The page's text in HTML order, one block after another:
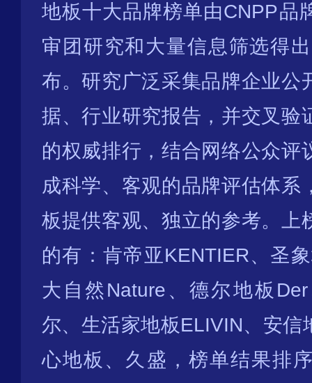
地板十大品牌榜单由CNPP品
审团研究和大量信息筛选得
布。研究广泛采集品牌企业公
据、行业研究报告，并交叉验
的权威排行，结合网络公众评
成科学、客观的品牌评估体系
板提供客观、独立的参考。上
的有：肯帝亚KENTIER、圣
大自然Nature、德尔地板
尔、生活家地板ELIVIN、安信
心地板、久盛，榜单结果排